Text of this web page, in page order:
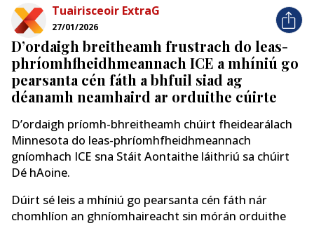
Tuairisceoir ExtraG
27/01/2026
D’ordaigh breitheamh frustrach do leas-
phríomhfheidhmeannach ICE a mhíniú go
pearsanta cén fáth a bhfuil siad ag
déanamh neamhaird ar orduithe cúirte
D’ordaigh príomh-bhreitheamh chúirt fheidearálach
Minnesota do leas-phríomhfheidhmeannach
gníomhach ICE sna Stáit Aontaithe láithriú sa chúirt
Dé hAoine.
Dúirt sé leis a mhíniú go pearsanta cén fáth nár
chomhlíon an ghníomhaireacht sin mórán orduithe